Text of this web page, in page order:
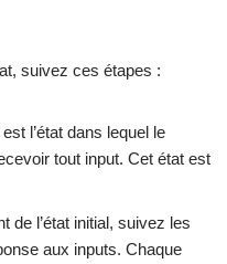
suivez ces étapes :
l’état dans lequel le
tout input. Cet état est
de l’état initial, suivez les
aux inputs. Chaque